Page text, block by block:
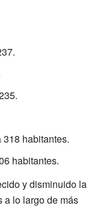
habitantes.
habitantes.
y disminuido la
a lo largo de más